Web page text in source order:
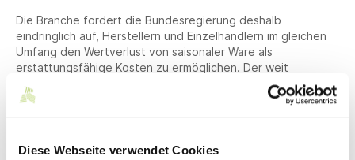
Diese Webseite verwendet Cookies
Die Branche fordert die Bundesregierung deshalb
eindringlich auf, Herstellern und Einzelhändlern im gleichen
Umfang den Wertverlust von saisonaler Ware als
erstattungsfähige Kosten zu ermöglichen. Der weit
überwiegende Teil der Kollektionen der deutschen Mode-
und Schuhindustrie wird im stationären Handel verkauft.